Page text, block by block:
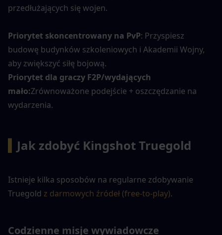
przedłużających się wojen.
Priorytet skoncentrowany na PvP: Przyspiesz
budowę budynków szkoleniowych i Akademii Wojny,
aby zwiększyć siłę bojową.
Priorytet dla graczy F2P/wydających
mało:Zrównoważone podejście + oszczędzanie na
wydarzenia.
Jak zdobyć Kingshot Truegold
Istnieje kilka sposobów na regularne zdobywanie
Truegold z darmowych źródeł (free-to-play).
Codzienne misje wywiadowcze